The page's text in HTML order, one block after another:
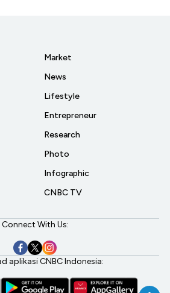
Market
News
Lifestyle
Entrepreneur
Research
Photo
Infographic
CNBC TV
Connect With Us:
aplikasi CNBC Indonesia: